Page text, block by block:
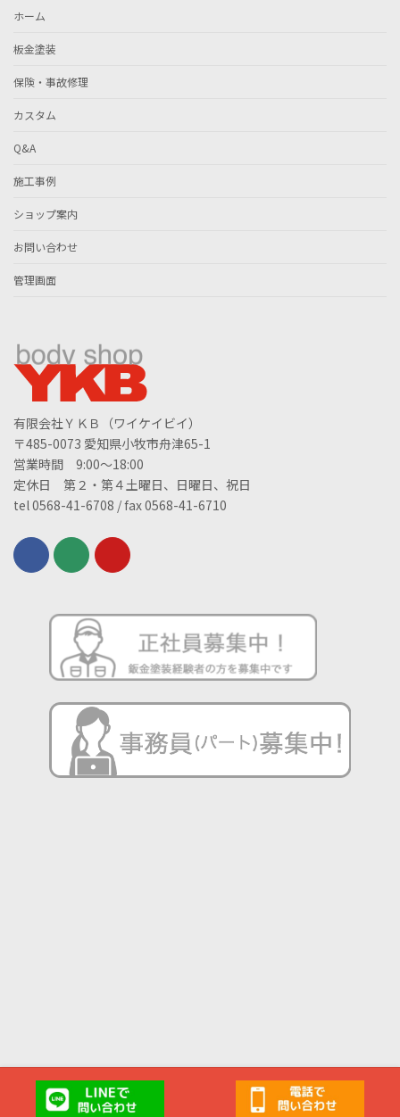
ホーム
板金塗装
保険・事故修理
カスタム
Q&A
施工事例
ショップ案内
お問い合わせ
管理画面
有限会社ＹＫＢ（ワイケイビイ）
〒485-0073 愛知県小牧市舟津65-1
営業時間 9:00～18:00
定休日 第２・第４土曜日、日曜日、祝日
tel 0568-41-6708 / fax 0568-41-6710